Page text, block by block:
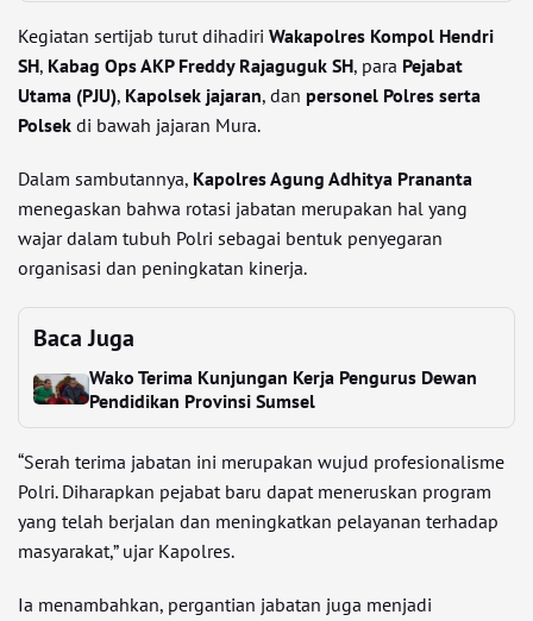
Kegiatan sertijab turut dihadiri Wakapolres Kompol Hendri
SH, Kabag Ops AKP Freddy Rajaguguk SH, para Pejabat
Utama (PJU), Kapolsek jajaran, dan personel Polres serta
Polsek di bawah jajaran Mura.
Dalam sambutannya, Kapolres Agung Adhitya Prananta
menegaskan bahwa rotasi jabatan merupakan hal yang
wajar dalam tubuh Polri sebagai bentuk penyegaran
organisasi dan peningkatan kinerja.
Baca Juga
Wako Terima Kunjungan Kerja Pengurus Dewan
Pendidikan Provinsi Sumsel
“Serah terima jabatan ini merupakan wujud profesionalisme
Polri. Diharapkan pejabat baru dapat meneruskan program
yang telah berjalan dan meningkatkan pelayanan terhadap
masyarakat,” ujar Kapolres.
Ia menambahkan, pergantian jabatan juga menjadi